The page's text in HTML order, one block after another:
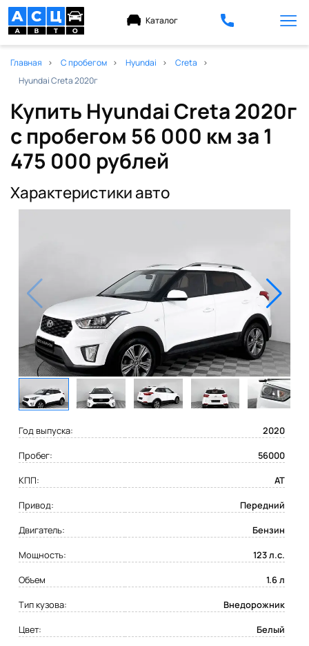
Каталог
Главная С пробегом Hyundai
Creta
Hyundai Creta 2020г
Купить Hyundai Creta 2020г
с пробегом 56 000 км за 1
475 000 рублей
Характеристики авто
Год выпуска:
2020
Пробег:
56000
КПП:
AT
Привод:
Передний
Двигатель:
Бензин
Мощность:
123 л.с.
Объем
1.6 л
Тип кузова:
Внедорожник
Цвет:
Белый